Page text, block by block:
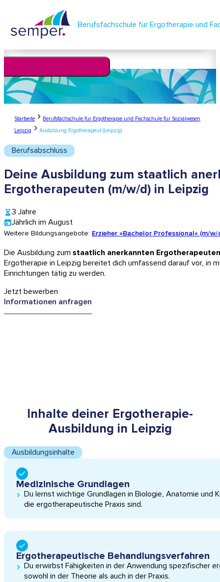
Berufsfachschule für Ergotherapie und
lernen.leben. semper.
Startseite
Berufsfachschule für Ergotherapie und Fachschule für Sozialwesen
Leipzig
Ausbildung Ergotherapeut (Leipzig)
Berufsabschluss
Deine Ausbildung zum staatlich
Ergotherapeuten (m/w/d) in Leipzig
3 Jahre
Jährlich im August
Weitere Bildungsangebote: Erzieher »Bachelor Professional« (m/w/
Die Ausbildung zum staatlich anerkannten Ergotherapeuten
Ergotherapie in Leipzig bereitet dich umfassend darauf vor, in
Einrichtungen tätig zu werden.
Jetzt bewerben
Informationen anfragen
Inhalte deiner Ergotherapie-
Ausbildung in Leipzig
Ausbildungsinhalte
Medizinische Grundlagen
Du lernst wichtige Grundlagen in Biologie, Anatomie und
die ergothera­peutische Praxis sind.
Ergotherapeutische Behandlungsverfahren
Du erwirbst Fähigkeiten in der Anwendung spezi­fischer
sowohl in der Theorie als auch in der Praxis.